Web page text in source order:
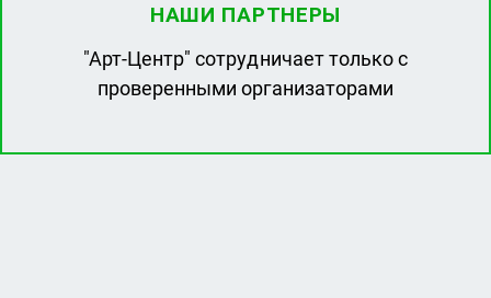
НАШИ ПАРТНЕРЫ
"Арт-Центр" сотрудничает только с
проверенными организаторами